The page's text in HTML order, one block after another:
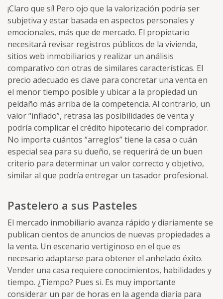
¡Claro que sí! Pero ojo que la valorización podría ser
subjetiva y estar basada en aspectos personales y
emocionales, más que de mercado. El propietario
necesitará revisar registros públicos de la vivienda,
sitios web inmobiliarios y realizar un análisis
comparativo con otras de similares características. El
precio adecuado es clave para concretar una venta en
el menor tiempo posible y ubicar a la propiedad un
peldaño más arriba de la competencia. Al contrario, un
valor “inflado”, retrasa las posibilidades de venta y
podría complicar el crédito hipotecario del comprador.
No importa cuántos “arreglos” tiene la casa o cuán
especial sea para su dueño, se requerirá de un buen
criterio para determinar un valor correcto y objetivo,
similar al que podría entregar un tasador profesional.
Pastelero a sus Pasteles
El mercado inmobiliario avanza rápido y diariamente se
publican cientos de anuncios de nuevas propiedades a
la venta. Un escenario vertiginoso en el que es
necesario adaptarse para obtener el anhelado éxito.
Vender una casa requiere conocimientos, habilidades y
tiempo. ¿Tiempo? Pues si. Es muy importante
considerar un par de horas en la agenda diaria para